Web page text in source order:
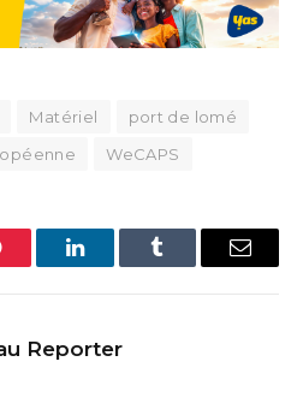
Matériel
port de lomé
WeCAPS
LinkedInTumblr Email
Reporter